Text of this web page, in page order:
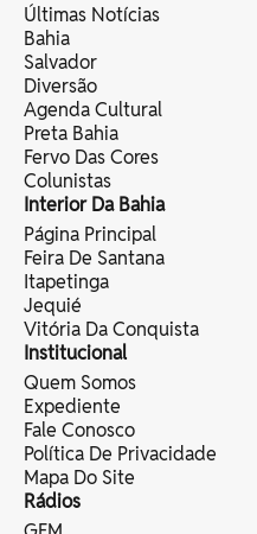
Últimas Notícias
Bahia
Salvador
Diversão
Agenda Cultural
Preta Bahia
Fervo Das Cores
Colunistas
Interior Da Bahia
Página Principal
Feira De Santana
Itapetinga
Jequié
Vitória Da Conquista
Institucional
Quem Somos
Expediente
Fale Conosco
Política De Privacidade
Mapa Do Site
Rádios